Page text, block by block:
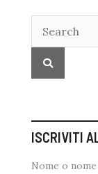
ISCRIVITI
Nome o